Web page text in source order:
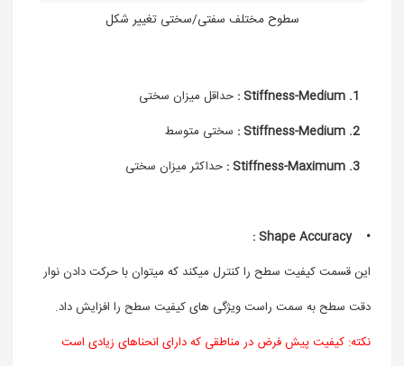
سطوح مختلف سفتی/سختی تغییر شکل
حداقل میزان سختی
سختی متوسط
حداکثر میزان سختی
• Shape Accuracy :
این قسمت کیفیت سطح را کنترل میکند که میتوان با حرکت دادن نوار
دقت سطح به سمت راست ویژگی های کیفیت سطح را افزایش داد.
نکته: کیفیت پیش فرض در مناطقی که دارای انحناهای زیادی است